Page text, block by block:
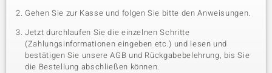
Gehen Sie zur Kasse und folgen Sie bitte den Anweisungen.
Jetzt durchlaufen Sie die einzelnen Schritte
(Zahlungsinformationen eingeben etc.) und lesen und
bestätigen Sie unsere AGB und Rückgabebelehrung, bis Sie
die Bestellung abschließen können.